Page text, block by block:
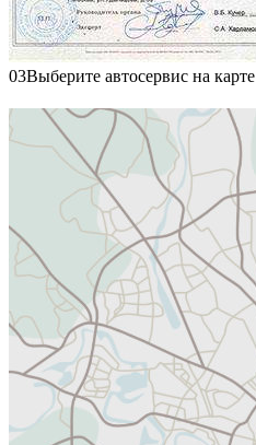
03Выберите автосервис на карте